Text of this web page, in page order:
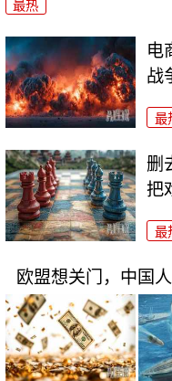
最热
电
战
最
删
把
最
欧盟想关门，中国